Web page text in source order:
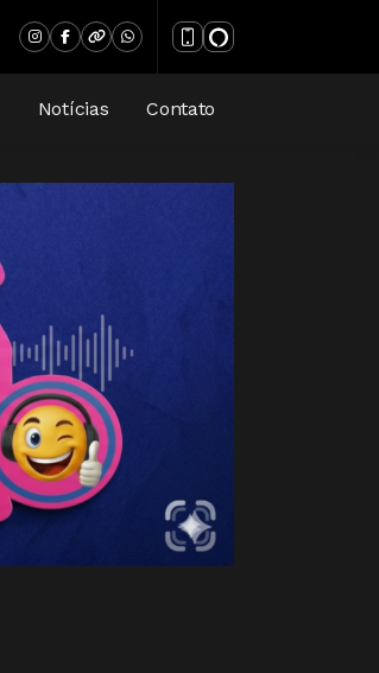
Notícias Contato